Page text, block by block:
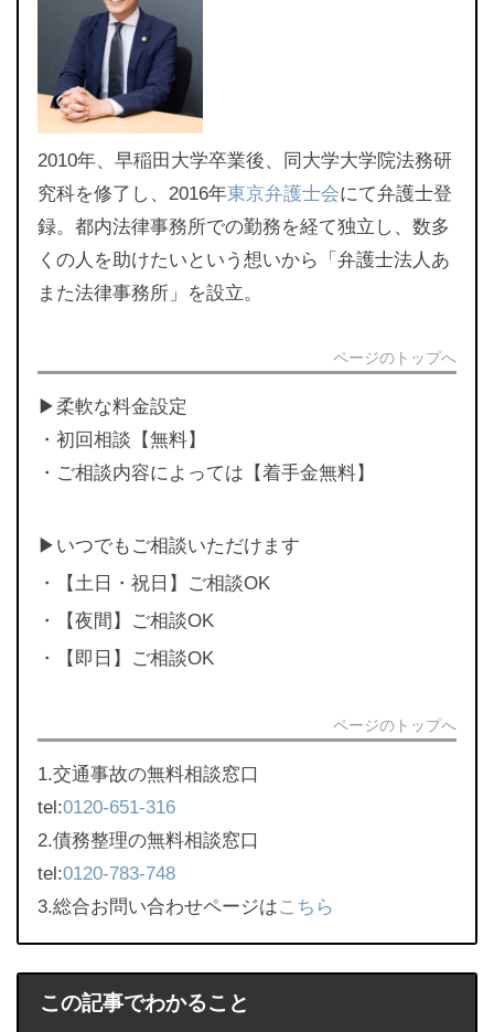
2010年、早稲田大学卒業後、同大学大学院法務研
究科を修了し、2016年東京弁護士会にて弁護士登
録。都内法律事務所での勤務を経て独立し、数多
くの人を助けたいという想いから「弁護士法人あ
また法律事務所」を設立。
ページのトップへ
▶︎柔軟な料金設定
・初回相談【無料】
・ご相談内容によっては【着手金無料】
▶︎いつでもご相談いただけます
・【土日・祝日】ご相談OK
・【夜間】ご相談OK
・【即日】ご相談OK
ページのトップへ
1.交通事故の無料相談窓口
tel:0120-651-316
2.債務整理の無料相談窓口
tel:0120-783-748
3.総合お問い合わせページはこちら
この記事でわかること